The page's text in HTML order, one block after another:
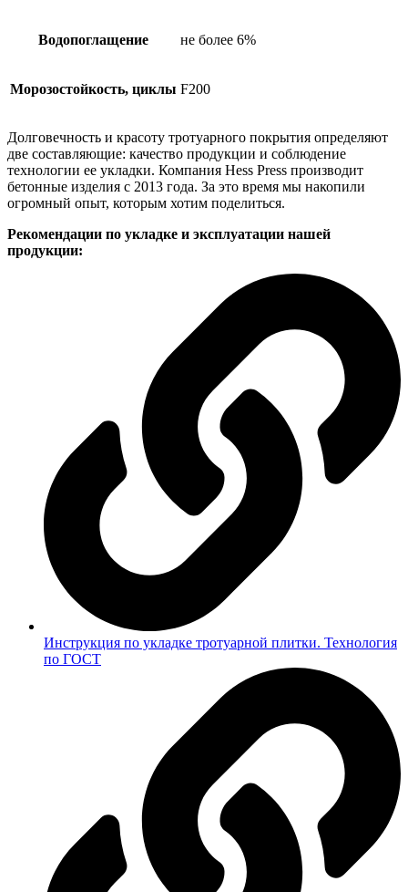
Водопоглащение не более 6%
Морозостойкость, циклы F200
Долговечность и красоту тротуарного покрытия определяют
две составляющие: качество продукции и соблюдение
технологии ее укладки. Компания Hess Press производит
бетонные изделия с 2013 года. За это время мы накопили
огромный опыт, которым хотим поделиться.
Рекомендации по укладке и эксплуатации нашей
продукции:
Инструкция по укладке тротуарной плитки. Технология
по ГОСТ